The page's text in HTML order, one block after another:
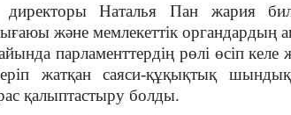
Наталья Пан жария
және мемлекеттік
парламенттердің рөлі өсіп келе
жатқан саяси-құқықтық
қалыптастыру болды.